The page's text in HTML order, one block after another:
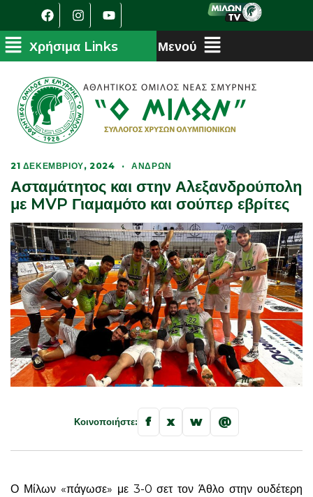
21 ΔΕΚΕΜΒΡΊΟΥ, 2024 · ΑΝΔΡΏΝ
Ασταμάτητος και στην Αλεξανδρούπολη
με MVP Γιαμαμότο και σούπερ εβρίτες
Κοινοποιήστε: f x w @
Ο Μίλων «πάγωσε» με 3-0 σετ τον Άθλο στην ουδέτερη